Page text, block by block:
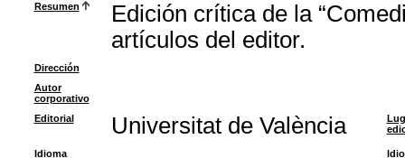
Resumen
Edición crítica de la
artículos del editor.
Dirección
Autor
corporativo
Editorial
Universitat de València
Idioma